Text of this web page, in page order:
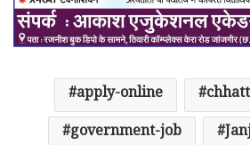
apply-online
government-job